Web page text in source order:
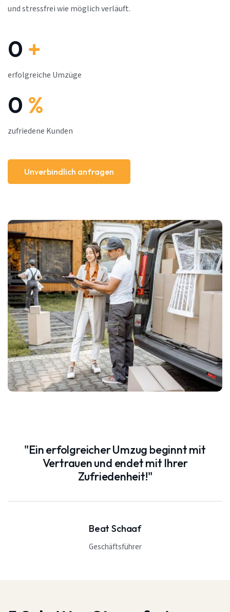
"Ein erfolgreicher Umzug beginnt mit
Vertrauen und endet mit Ihrer
Zufriedenheit!"
Beat Schaaf
Geschäftsführer
und stressfrei wie möglich verläuft.
0 +
erfolgreiche Umzüge
0 %
zufriedene Kunden
Unverbindlich anfragen